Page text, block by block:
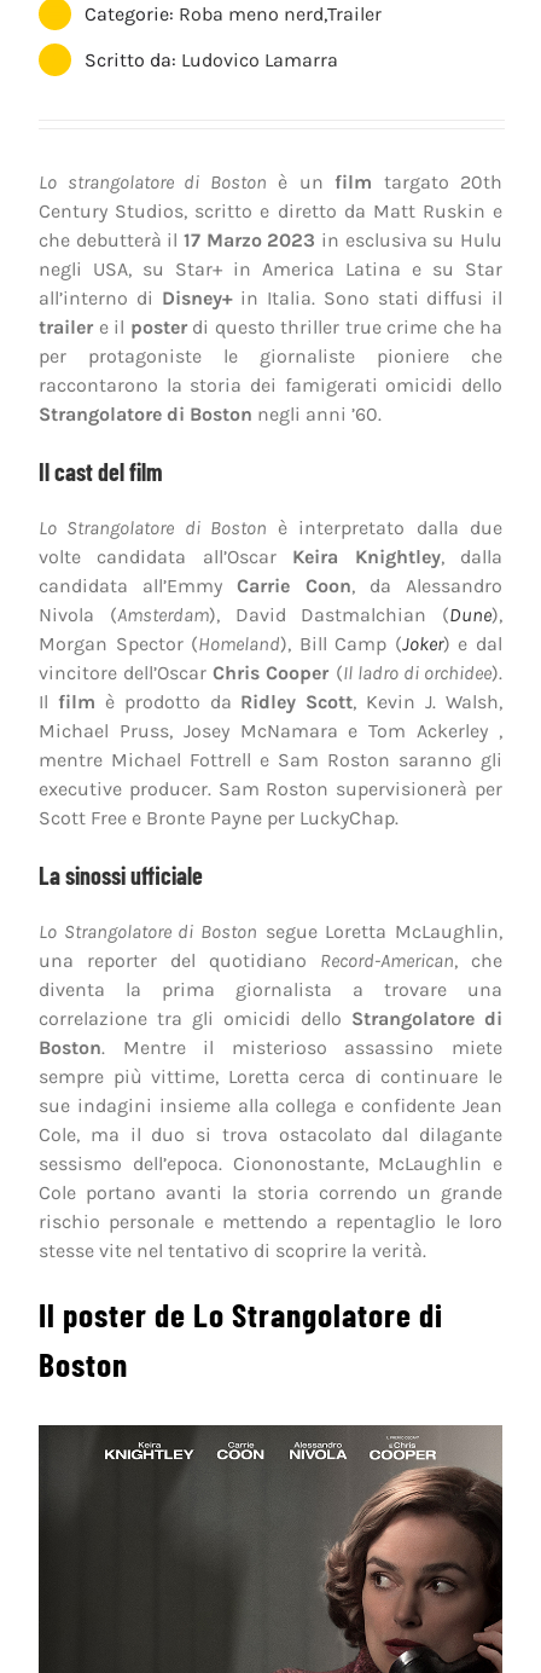
Categorie: Roba meno nerd,Trailer
Scritto da: Ludovico Lamarra
Lo strangolatore di Boston è un film targato 20th
Century Studios, scritto e diretto da Matt Ruskin e
che debutterà il 17 Marzo 2023 in esclusiva su Hulu
negli USA, su Star+ in America Latina e su Star
all’interno di Disney+in Italia. Sono stati diffusi il
trailer e il posterdi questo thriller true crime che ha
per protagoniste le giornaliste pioniere che
raccontarono la storia dei famigerati omicidi dello
Strangolatore di Boston negli anni ’60.
Il cast del film
Lo Strangolatore di Boston è interpretato dalla due
volte candidata all’Oscar Keira Knightley, dalla
candidata all’EmmyCarrie Coon, da Alessandro
Nivola (Amsterdam), David Dastmalchian (Dune),
Morgan Spector (Homeland), Bill Camp (Joker) e dal
vincitore dell’OscarChris Cooper (Il ladro di orchidee).
Il film è prodotto da Ridley Scott, Kevin J. Walsh,
Michael Pruss, Josey McNamara e Tom Ackerley ,
mentre Michael Fottrell e Sam Roston saranno gli
executive producer. Sam Roston supervisionerà per
Scott Free e Bronte Payne per LuckyChap.
La sinossi ufficiale
Lo Strangolatore di Boston segue Loretta McLaughlin,
una reporter del quotidiano Record-American, che
diventa la prima giornalista a trovare una
correlazione tra gli omicidi dello Strangolatore di
Boston. Mentre il misterioso assassino miete
sempre più vittime, Loretta cerca di continuare le
sue indagini insieme alla collega e confidente Jean
Cole, ma il duo si trova ostacolato dal dilagante
sessismo dell’epoca. Ciononostante, McLaughlin e
Cole portano avanti la storia correndo un grande
rischio personale e mettendo a repentaglio le loro
stesse vite nel tentativo di scoprire la verità.
Il poster de Lo Strangolatore di
Boston